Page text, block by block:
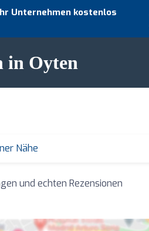
Unternehmen kostenlos
in Oyten
Nähe
und echten Rezensionen